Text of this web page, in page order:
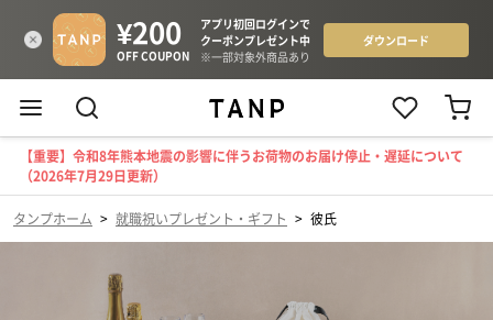
【重要】令和8年熊本地震の影響に伴うお荷物のお届け停止・遅延について
（2026年7月29日更新）
タンプホーム > 就職祝いプレゼント・ギフト > 彼氏